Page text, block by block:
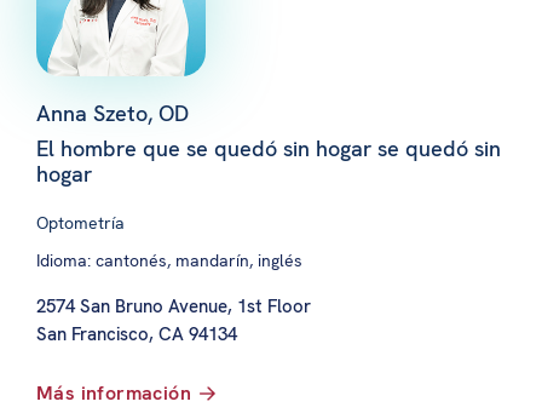
Anna Szeto, OD
El hombre que se quedó sin hogar se quedó sin
hogar
Optometría
Idioma: cantonés, mandarín, inglés
2574 San Bruno Avenue, 1st Floor
San Francisco, CA 94134
Más información